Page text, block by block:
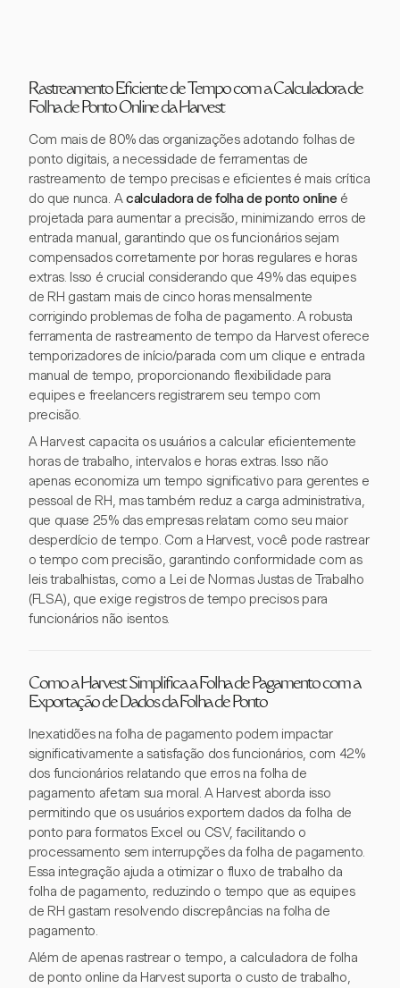
Rastreamento Eficiente de Tempo com a Calculadora de
Folha de Ponto Online da Harvest
Com mais de 80% das organizações adotando folhas de
ponto digitais, a necessidade de ferramentas de
rastreamento de tempo precisas e eficientes é mais crítica
do que nunca. Acalculadora de folha de ponto onlineé
projetada para aumentar a precisão, minimizando erros de
entrada manual, garantindo que os funcionários sejam
compensados corretamente por horas regulares e horas
extras. Isso é crucial considerando que 49% das equipes
de RH gastam mais de cinco horas mensalmente
corrigindo problemas de folha de pagamento. A robusta
ferramenta de rastreamento de tempo da Harvest oferece
temporizadores de início/parada com um clique e entrada
manual de tempo, proporcionando flexibilidade para
equipes e freelancers registrarem seu tempo com
precisão.
A Harvest capacita os usuários a calcular eficientemente
horas de trabalho, intervalos e horas extras. Isso não
apenas economiza um tempo significativo para gerentes e
pessoal de RH, mas também reduz a carga administrativa,
que quase 25% das empresas relatam como seu maior
desperdício de tempo. Com a Harvest, você pode rastrear
o tempo com precisão, garantindo conformidade com as
leis trabalhistas, como a Lei de Normas Justas de Trabalho
(FLSA), que exige registros de tempo precisos para
funcionários não isentos.
Como a Harvest Simplifica a Folha de Pagamento com a
Exportação de Dados da Folha de Ponto
Inexatidões na folha de pagamento podem impactar
significativamente a satisfação dos funcionários, com 42%
dos funcionários relatando que erros na folha de
pagamento afetam sua moral. A Harvest aborda isso
permitindo que os usuários exportem dados da folha de
ponto para formatos Excel ou CSV, facilitando o
processamento sem interrupções da folha de pagamento.
Essa integração ajuda a otimizar o fluxo de trabalho da
folha de pagamento, reduzindo o tempo que as equipes
de RH gastam resolvendo discrepâncias na folha de
pagamento.
Além de apenas rastrear o tempo, a calculadora de folha
de ponto online da Harvest suporta o custo de trabalho,